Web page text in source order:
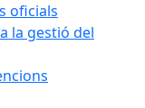
oficials
la gestió del